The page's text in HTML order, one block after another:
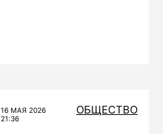
16 МАЯ 2026
21:36
ОБЩЕСТВО